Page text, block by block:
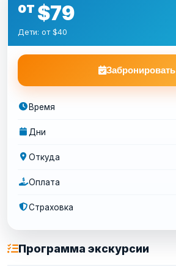
Программа экскурсии
от $79
Дети: от $40
Забронировать
Время
Дни
Откуда
Оплата
Страховка